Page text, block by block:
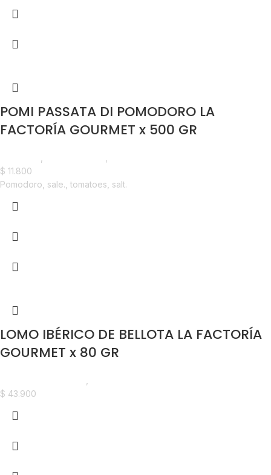
POMI PASSATA DI POMODORO LA
FACTORÍA GOURMET x 500 GR
$ 11.800
Pomodoro, sale., tomatoes, salt.
LOMO IBÉRICO DE BELLOTA LA FACTORÍA
GOURMET x 80 GR
$ 43.900